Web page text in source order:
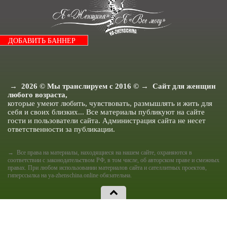
Я Женщина - Разное.
ДОБАВИТЬ БАННЕР
→ 2026 © Мы транслируем с 2016 © → Сайт для женщин
любого возраста,
которые умеют любить, чувствовать, размышлять и жить для
себя и своих близких... Все материалы публикуют на сайте
гости и пользователи сайта. Администрация сайта не несет
ответственности за публикации.
→ Все права на материалы, находящиеся на нашем сайте, охраняются в
соответствии с законодательством РФ, в том числе, об авторском праве и смежных
правах. При любом использовании материалов сайта и сателлитных проектов,
гиперссылка на ya-zhenschina.online обязательна.